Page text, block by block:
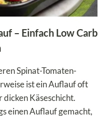
– Einfach Low Carb
Spinat-Tomaten-
ist ein Auflauf oft
dicken Käseschicht.
einen Auflauf gemacht,